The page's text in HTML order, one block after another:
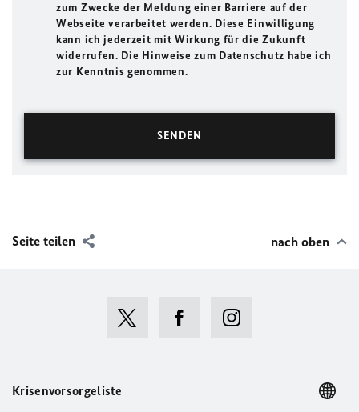
zum Zwecke der Meldung einer Barriere auf der
Webseite verarbeitet werden. Diese Einwilligung
kann ich jederzeit mit Wirkung für die Zukunft
widerrufen. Die Hinweise zum Datenschutz habe ich
zur Kenntnis genommen.
Seite teilen nach oben
Krisenvorsorgeliste